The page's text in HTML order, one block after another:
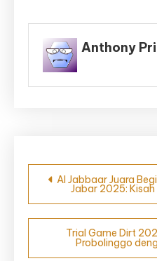
Anthony
Navigasi
pos
Al Jabbaar Juara
Jabar 2025: Kisah
Trial Game Dirt
Probolinggo